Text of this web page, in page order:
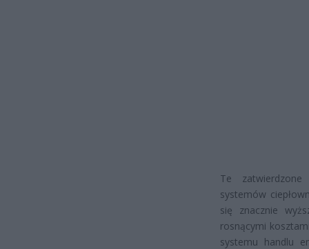
Te
systemów
się znacznie
rosnącymi
systemu handlu